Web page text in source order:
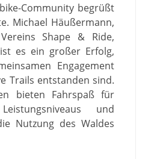
Community begrüßt
Michael Häußermann,
Shape & Ride,
es ein großer Erfolg,
Engagement
Trails entstanden sind.
bieten Fahrspaß für
und
Nutzung des Waldes